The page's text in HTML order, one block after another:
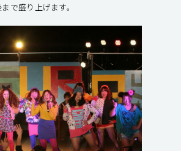
で盛り上げます。